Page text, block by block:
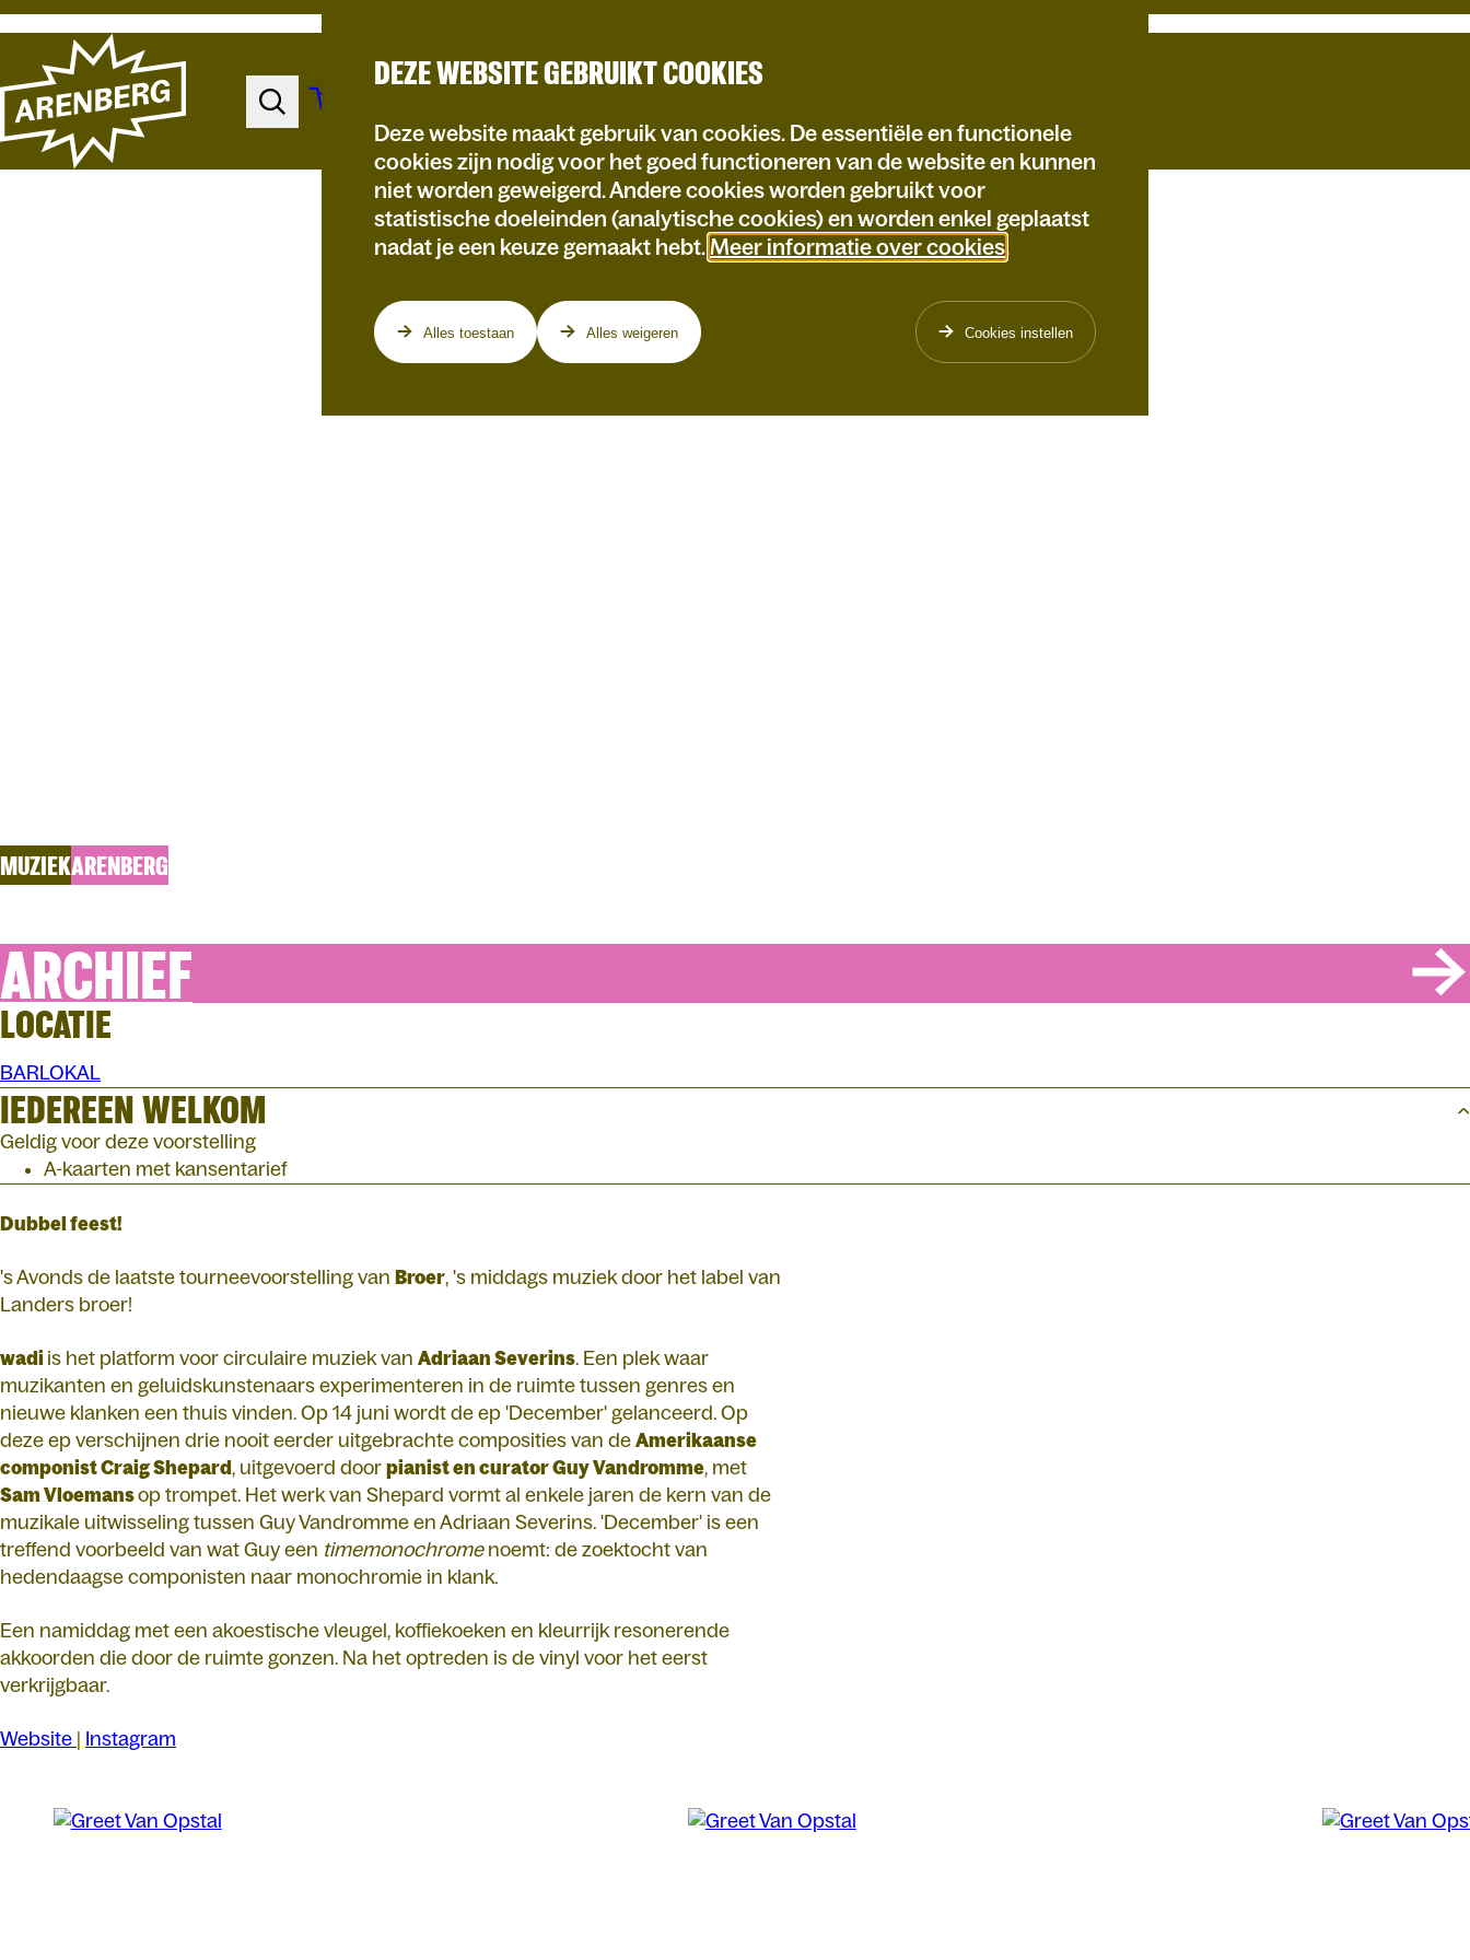
DEZE WEBSITE GEBRUIKT COOKIES
Deze website maakt gebruik van cookies. De essentiële en functionele
cookies zijn nodig voor het goed functioneren van de website en kunnen
niet worden geweigerd. Andere cookies worden gebruikt voor
statistische doeleinden (analytische cookies) en worden enkel geplaatst
nadat je een keuze gemaakt hebt.Meer informatie over cookies.
Alles toestaan Alles weigeren Cookies instellen
MUZIEKARENBERG
ARCHIEF
LOCATIE
BARLOKAL
IEDEREEN WELKOM
Geldig voor deze voorstelling
A-kaarten met kansentarief
Dubbel feest!
's Avonds de laatste tourneevoorstelling van Broer, 's middags muziek door het label van
Landers broer!
wadi is het platform voor circulaire muziek van Adriaan Severins. Een plek waar
muzikanten en geluidskunstenaars experimenteren in de ruimte tussen genres en
nieuwe klanken een thuis vinden. Op 14 juni wordt de ep 'December' gelanceerd. Op
deze ep verschijnen drie nooit eerder uitgebrachte composities van de Amerikaanse
componist Craig Shepard, uitgevoerd door pianist en curator Guy Vandromme, met
Sam Vloemansop trompet. Het werk van Shepard vormt al enkele jaren de kern van de
muzikale uitwisseling tussen Guy Vandromme en Adriaan Severins. 'December' is een
treffend voorbeeld van wat Guy een timemonochromenoemt: de zoektocht van
hedendaagse componisten naar monochromie in klank.
Een namiddag met een akoestische vleugel, koffiekoeken en kleurrijk resonerende
akkoorden die door de ruimte gonzen. Na het optreden is de vinyl voor het eerst
verkrijgbaar.
Website | Instagram